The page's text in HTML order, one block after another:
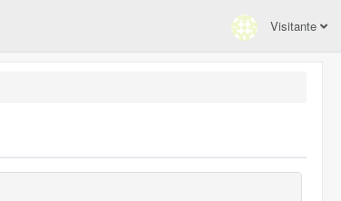
Visitante